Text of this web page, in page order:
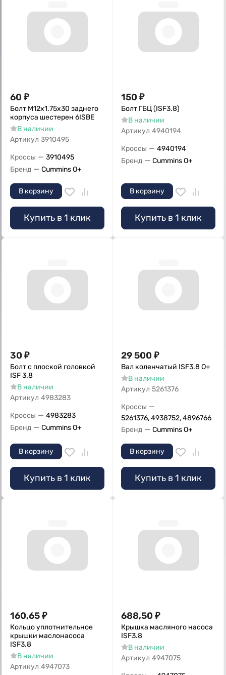
60 ₽
Болт M12х1.75х30 заднего
корпуса шестерен 6ISBE
В наличии
Артикул 3910495
Кроссы — 3910495
Бренд — Cummins O+
В корзину
Купить в 1 клик
150 ₽
Болт ГБЦ (ISF3.8)
В наличии
Артикул 4940194
Кроссы — 4940194
Бренд — Cummins O+
В корзину
Купить в 1 клик
30 ₽
Болт с плоской головкой
ISF 3.8
В наличии
Артикул 4983283
Кроссы — 4983283
Бренд — Cummins O+
В корзину
Купить в 1 клик
29 500 ₽
Вал коленчатый ISF3.8 О+
В наличии
Артикул 5261376
Кроссы —
5261376, 4938752, 4896766
Бренд — Cummins O+
В корзину
Купить в 1 клик
160,65₽
Кольцо уплотнительное
крышки маслонасоса
ISF3.8
В наличии
Артикул 4947073
688,50 ₽
Крышка масляного насоса
ISF3.8
В наличии
Артикул 4947075